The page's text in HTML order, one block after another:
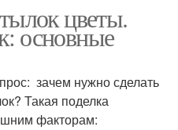
цветы.
основные
зачем нужно сделать
Такая поделка
факторам: